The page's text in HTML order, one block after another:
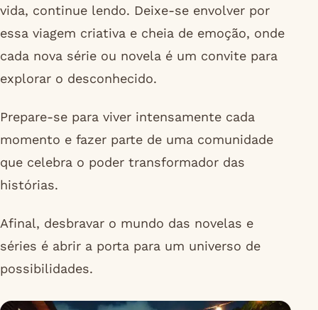
vida, continue lendo. Deixe-se envolver por
essa viagem criativa e cheia de emoção, onde
cada nova série ou novela é um convite para
explorar o desconhecido.
Prepare-se para viver intensamente cada
momento e fazer parte de uma comunidade
que celebra o poder transformador das
histórias.
Afinal, desbravar o mundo das novelas e
séries é abrir a porta para um universo de
possibilidades.